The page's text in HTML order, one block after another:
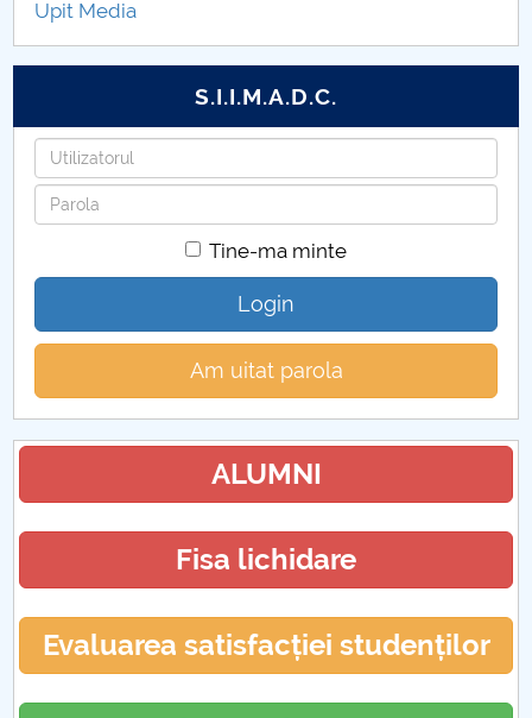
Proiecte internaționale 2017
Proiecte internaționale 2023
Upit Media
S.I.I.M.A.D.C.
Utilizatorul
Parola
Tine-ma minte
Login
Am uitat parola
ALUMNI
Fisa lichidare
Evaluarea satisfacției studenților